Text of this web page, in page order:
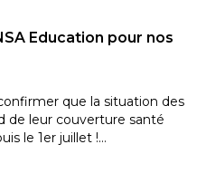
Education pour nos
que la situation des
de leur couverture santé
le 1er juillet !…